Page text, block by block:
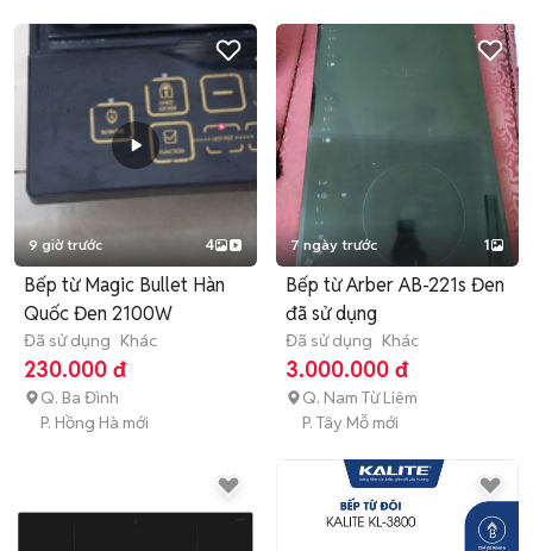
9 giờ trước 4
Bếp từ Magic Bullet Hàn
Quốc Đen 2100W
Đã sử dụng Khác
230.000 đ
Q. Ba Đình
P. Hồng Hà mới
7 ngày trước 1
Bếp từ Arber AB-221s Đen
đã sử dụng
Đã sử dụng Khác
3.000.000 đ
Q. Nam Từ Liêm
P. Tây Mỗ mới